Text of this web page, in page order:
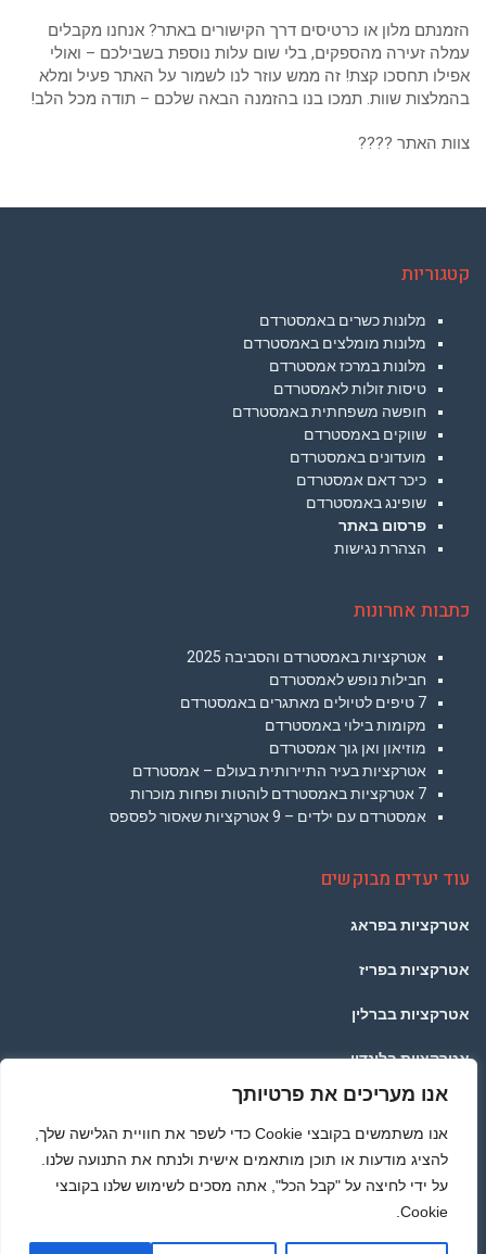
אנו מעריכים את פרטיותך
אנו משתמשים בקובצי Cookie כדי לשפר את חוויית הגלישה שלך,
להציג מודעות או תוכן מותאמים אישית ולנתח את התנועה שלנו.
על ידי לחיצה על "קבל הכל", אתה מסכים לשימוש שלנו בקובצי
Cookie.
הזמנתם מלון או כרטיסים דרך הקישורים באתר? אנחנו מקבלים
עמלה זעירה מהספקים, בלי שום עלות נוספת בשבילכם – ואולי
אפילו תחסכו קצת! זה ממש עוזר לנו לשמור על האתר פעיל ומלא
בהמלצות שוות. תמכו בנו בהזמנה הבאה שלכם – תודה מכל הלב!
צוות האתר ????
קטגוריות
מלונות כשרים באמסטרדם
מלונות מומלצים באמסטרדם
מלונות במרכז אמסטרדם
טיסות זולות לאמסטרדם
חופשה משפחתית באמסטרדם
שווקים באמסטרדם
מועדונים באמסטרדם
כיכר דאם אמסטרדם
שופינג באמסטרדם
פרסום באתר
הצהרת נגישות
כתבות אחרונות
אטרקציות באמסטרדם והסביבה 2025
חבילות נופש לאמסטרדם
7 טיפים לטיולים מאתגרים באמסטרדם
מקומות בילוי באמסטרדם
מוזיאון ואן גוך אמסטרדם
אטרקציות בעיר התיירותית בעולם – אמסטרדם
7 אטרקציות באמסטרדם לוהטות ופחות מוכרות
אמסטרדם עם ילדים – 9 אטרקציות שאסור לפספס
עוד יעדים מבוקשים
אטרקציות בפראג
אטרקציות בפריז
אטרקציות בברלין
אטרקציות בלונדון
אטרקציות בתאילנד